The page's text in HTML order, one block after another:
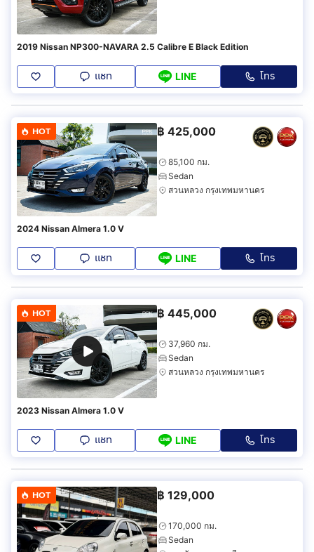
2019 Nissan NP300-NAVARA 2.5 Calibre E Black Edition
แชท LINE โทร
HOT ฿ 425,000
85,100 กม.
Sedan
สวนหลวง กรุงเทพมหานคร
2024 Nissan Almera 1.0 V
แชท LINE โทร
HOT ฿ 445,000
37,960 กม.
Sedan
สวนหลวง กรุงเทพมหานคร
2023 Nissan Almera 1.0 V
แชท LINE โทร
HOT ฿ 129,000
170,000 กม.
Sedan